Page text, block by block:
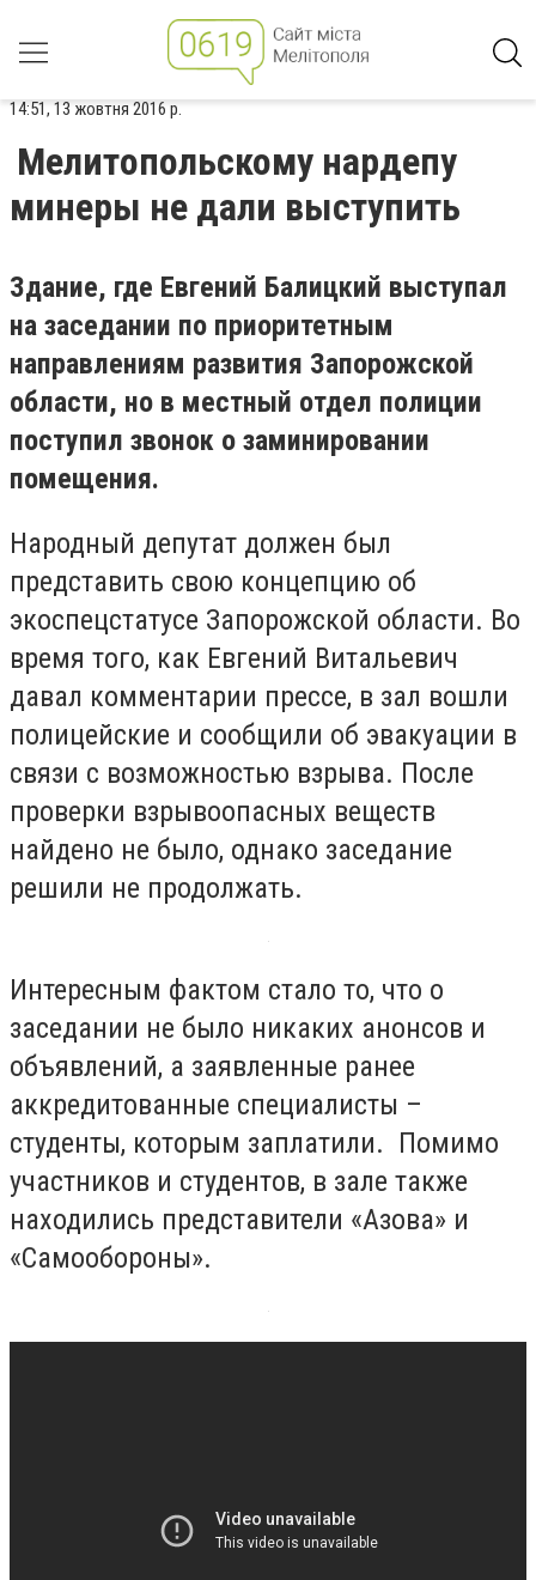
14:51, 13 жовтня 2016 р.
Мелитопольскому нардепу
минеры не дали выступить
Здание, где Евгений Балицкий выступал
на заседании по приоритетным
направлениям развития Запорожской
области, но в местный отдел полиции
поступил звонок о заминировании
помещения.
Народный депутат должен был
представить свою концепцию об
экоспецстатусе Запорожской области. Во
время того, как Евгений Витальевич
давал комментарии прессе, в зал вошли
полицейские и сообщили об эвакуации в
связи с возможностью взрыва. После
проверки взрывоопасных веществ
найдено не было, однако заседание
решили не продолжать.
Интересным фактом стало то, что о
заседании не было никаких анонсов и
объявлений, а заявленные ранее
аккредитованные специалисты –
студенты, которым заплатили. Помимо
участников и студентов, в зале также
находились представители «Азова» и
«Самообороны».